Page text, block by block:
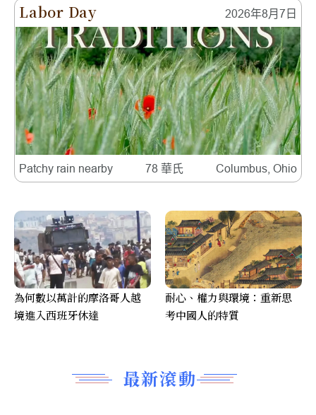
Labor Day 2026年8月7日
Patchy rain nearby 78 華氏 Columbus, Ohio
最新滾動
為何數以萬計的摩洛哥人越
境進入西班牙休達
耐心、權力與環境：重新思
考中國人的特質